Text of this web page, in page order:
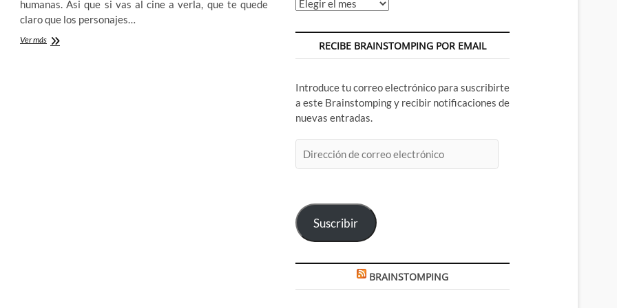
humanas. Asi que si vas al cine a verla, que te quede
claro que los personajes…
Ver másWarhorse:
Archivos
RECIBE BRAINSTOMPING POR EMAIL
Introduce tu correo electrónico para suscribirte
a este Brainstomping y recibir notificaciones de
nuevas entradas.
de
Suscribir
BRAINSTOMPING